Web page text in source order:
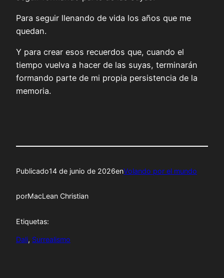
Para seguir llenando de vida los años que me
quedan.
Y para crear esos recuerdos que, cuando el
tiempo vuelva a hacer de las suyas, terminarán
formando parte de mi propia persistencia de la
memoria.
Publicado14 de junio de 2026enVolando por el mundo
porMacLean Christian
Etiquetas:
Dali, Surrealismo